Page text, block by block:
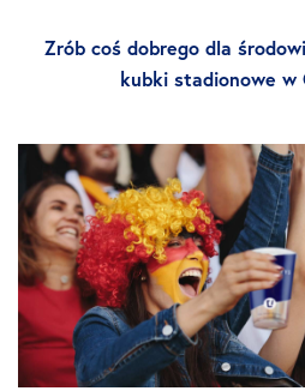
Zrób coś dobrego dla
kubki stadionowe w